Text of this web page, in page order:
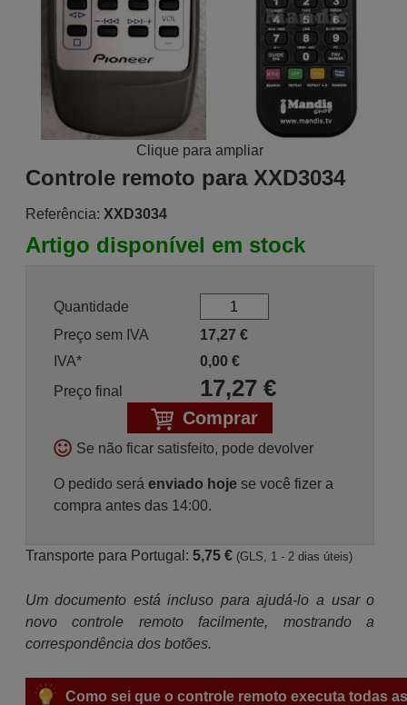
Clique para ampliar
Controle remoto para XXD3034
Referência: XXD3034
Artigo disponível em stock
Quantidade
Preço sem IVA
17,27 €
IVA*
0,00 €
Preço final
17,27€
Comprar
Se não ficar satisfeito, pode devolver
O pedido será enviado hojese você fizer a
compra antes das 14:00.
Transporte para Portugal: 5,75 € (GLS, 1 - 2 dias úteis)
Um documento está incluso para ajudá-lo a usar o
novo controle remoto facilmente, mostrando a
correspondência dos botões.
Como sei que o controle remoto executa todas